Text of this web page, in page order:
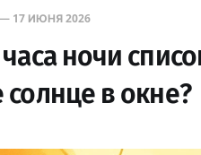
— 17 ИЮНЯ 2026
ночи
в окне?